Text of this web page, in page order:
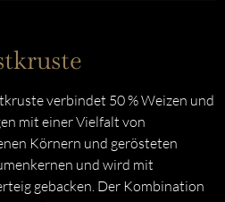
verbindet 50 % Weizen und
mit einer Vielfalt von
Körnern und gerösteten
und wird mit
gebacken. Der Kombination